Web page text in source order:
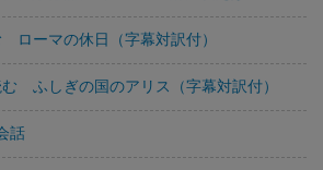
ローマの休日（字幕対訳付）
ふしぎの国のアリス（字幕対訳付）
話